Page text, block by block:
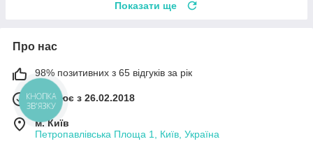
Показати ще
Про нас
98% позитивних з 65 відгуків за рік
Працює з 26.02.2018
м. Київ
Петропавлівська Площа 1, Київ, Україна
КНОПКА
ЗВ'ЯЗКУ